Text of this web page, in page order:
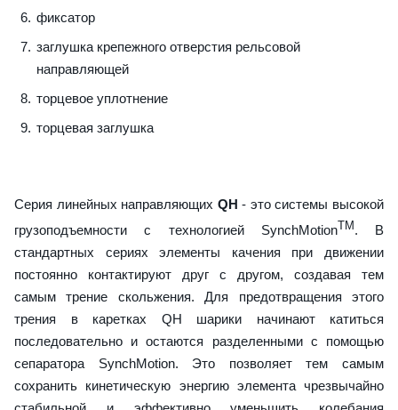
фиксатор
заглушка крепежного отверстия рельсовой
направляющей
торцевое уплотнение
торцевая заглушка
Серия линейных направляющих QH - это системы высокой
грузоподъемности с технологией SynchMotionTM . В
стандартных сериях элементы качения при движении
постоянно контактируют друг с другом, создавая тем
самым трение скольжения. Для предотвращения этого
трения в каретках QH шарики начинают катиться
последовательно и остаются разделенными с помощью
сепаратора SynchMotion. Это позволяет тем самым
сохранить кинетическую энергию элемента чрезвычайно